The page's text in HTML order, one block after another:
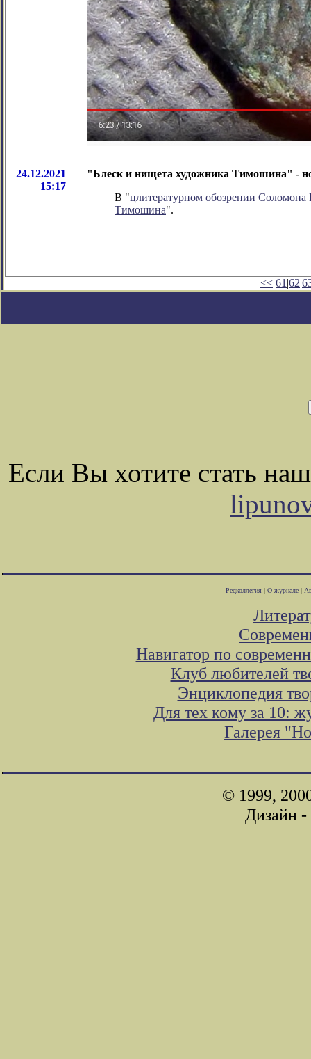
24.12.2021
15:17
"Блеск и нищета художника Тимошина" -
В "цлитературном обозрении
Тимошина".
<< 61 |62|
Если Вы хотите стать
Редколлегия | О журнале |
Навигатор по
Клуб любителей
Энциклопедия
Для тех кому за 10:
Галерея
© 1999,
Дизайн -